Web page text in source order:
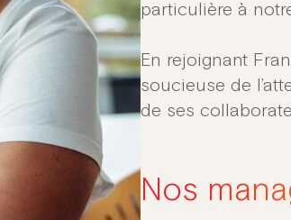
particulière à
En rejoignant
soucieuse de
de ses
Nos